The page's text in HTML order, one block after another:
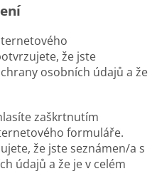
že jste
osobních údajů a že
zaškrtnutím
formuláře.
že jste seznámen/a s
údajů a že je v celém